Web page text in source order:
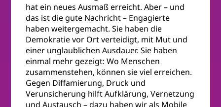
hat ein neues Ausmaß erreicht. Aber – und
das ist die gute Nachricht – Engagierte
haben weitergemacht. Sie haben die
Demokratie vor Ort verteidigt, mit Mut und
einer unglaublichen Ausdauer. Sie haben
einmal mehr gezeigt: Wo Menschen
zusammenstehen, können sie viel erreichen.
Gegen Diffamierung, Druck und
Verunsicherung hilft Aufklärung, Vernetzung
und Austausch – dazu haben wir als Mobile